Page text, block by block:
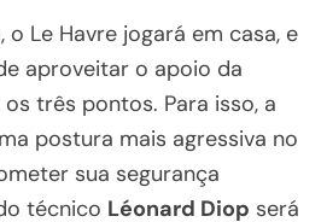
Le Havre jogará em casa, e
aproveitar o apoio da
três pontos. Para isso, a
postura mais agressiva no
sua segurança
técnico Léonard Diop será